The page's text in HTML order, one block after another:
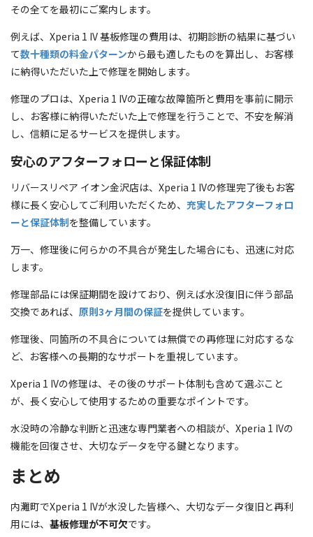
その全てを最初にご案内します。
例えば、Xperia 1 IV 基板修理の費用は、初期診断の結果に基づい
て数十種類の料金パターンから最も適したものを算出し、お客様
に納得いただいた上で修理を開始します。
修理のプロは、Xperia 1 IVの正確な故障箇所と費用を事前に開示
し、お客様に納得いただいた上で修理を行うことで、不安を解消
し、信頼に足るサービスを提供します。
安心のアフターフォローと保証体制
リバースリペア イオン金沢店は、Xperia 1 IVの修理完了後もお客
様に長く安心してご利用いただくため、 充実したアフターフォロ
ーと保証体制を整備しています。
万一、修理後に何らかの不具合が発生した場合にも、迅速に対応
します。
修理部品には保証期間を設けており、例えば水没復旧に伴う部品
交換であれば、 原則3ヶ月間の保証を提供しています。
修理後、同箇所の不具合については無償での再修理に対応するな
ど、お客様への長期的なサポートを重視しています。
Xperia 1 IVの修理は、その後のサポート体制も含めて選ぶこと
が、長く安心して使用するための重要なポイントです。
水没時の冷静な判断と迅速な専門業者への相談が、Xperia 1 IVの
機能を回復させ、大切なデータを守る鍵となります。
まとめ
内灘町でXperia 1 IVが水没した皆様へ、大切なデータ復旧と再利
用には、 基板修理が不可欠です。